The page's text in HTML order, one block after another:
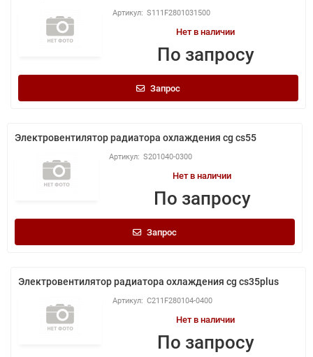
S111F2801031500
Нет в наличии
По запросу
Запрос
Электровентилятор радиатора охлаждения cg cs55
S201040-0300
Нет в наличии
По запросу
Запрос
Электровентилятор радиатора охлаждения cg cs35plus
C211F280104-0400
Нет в наличии
По запросу